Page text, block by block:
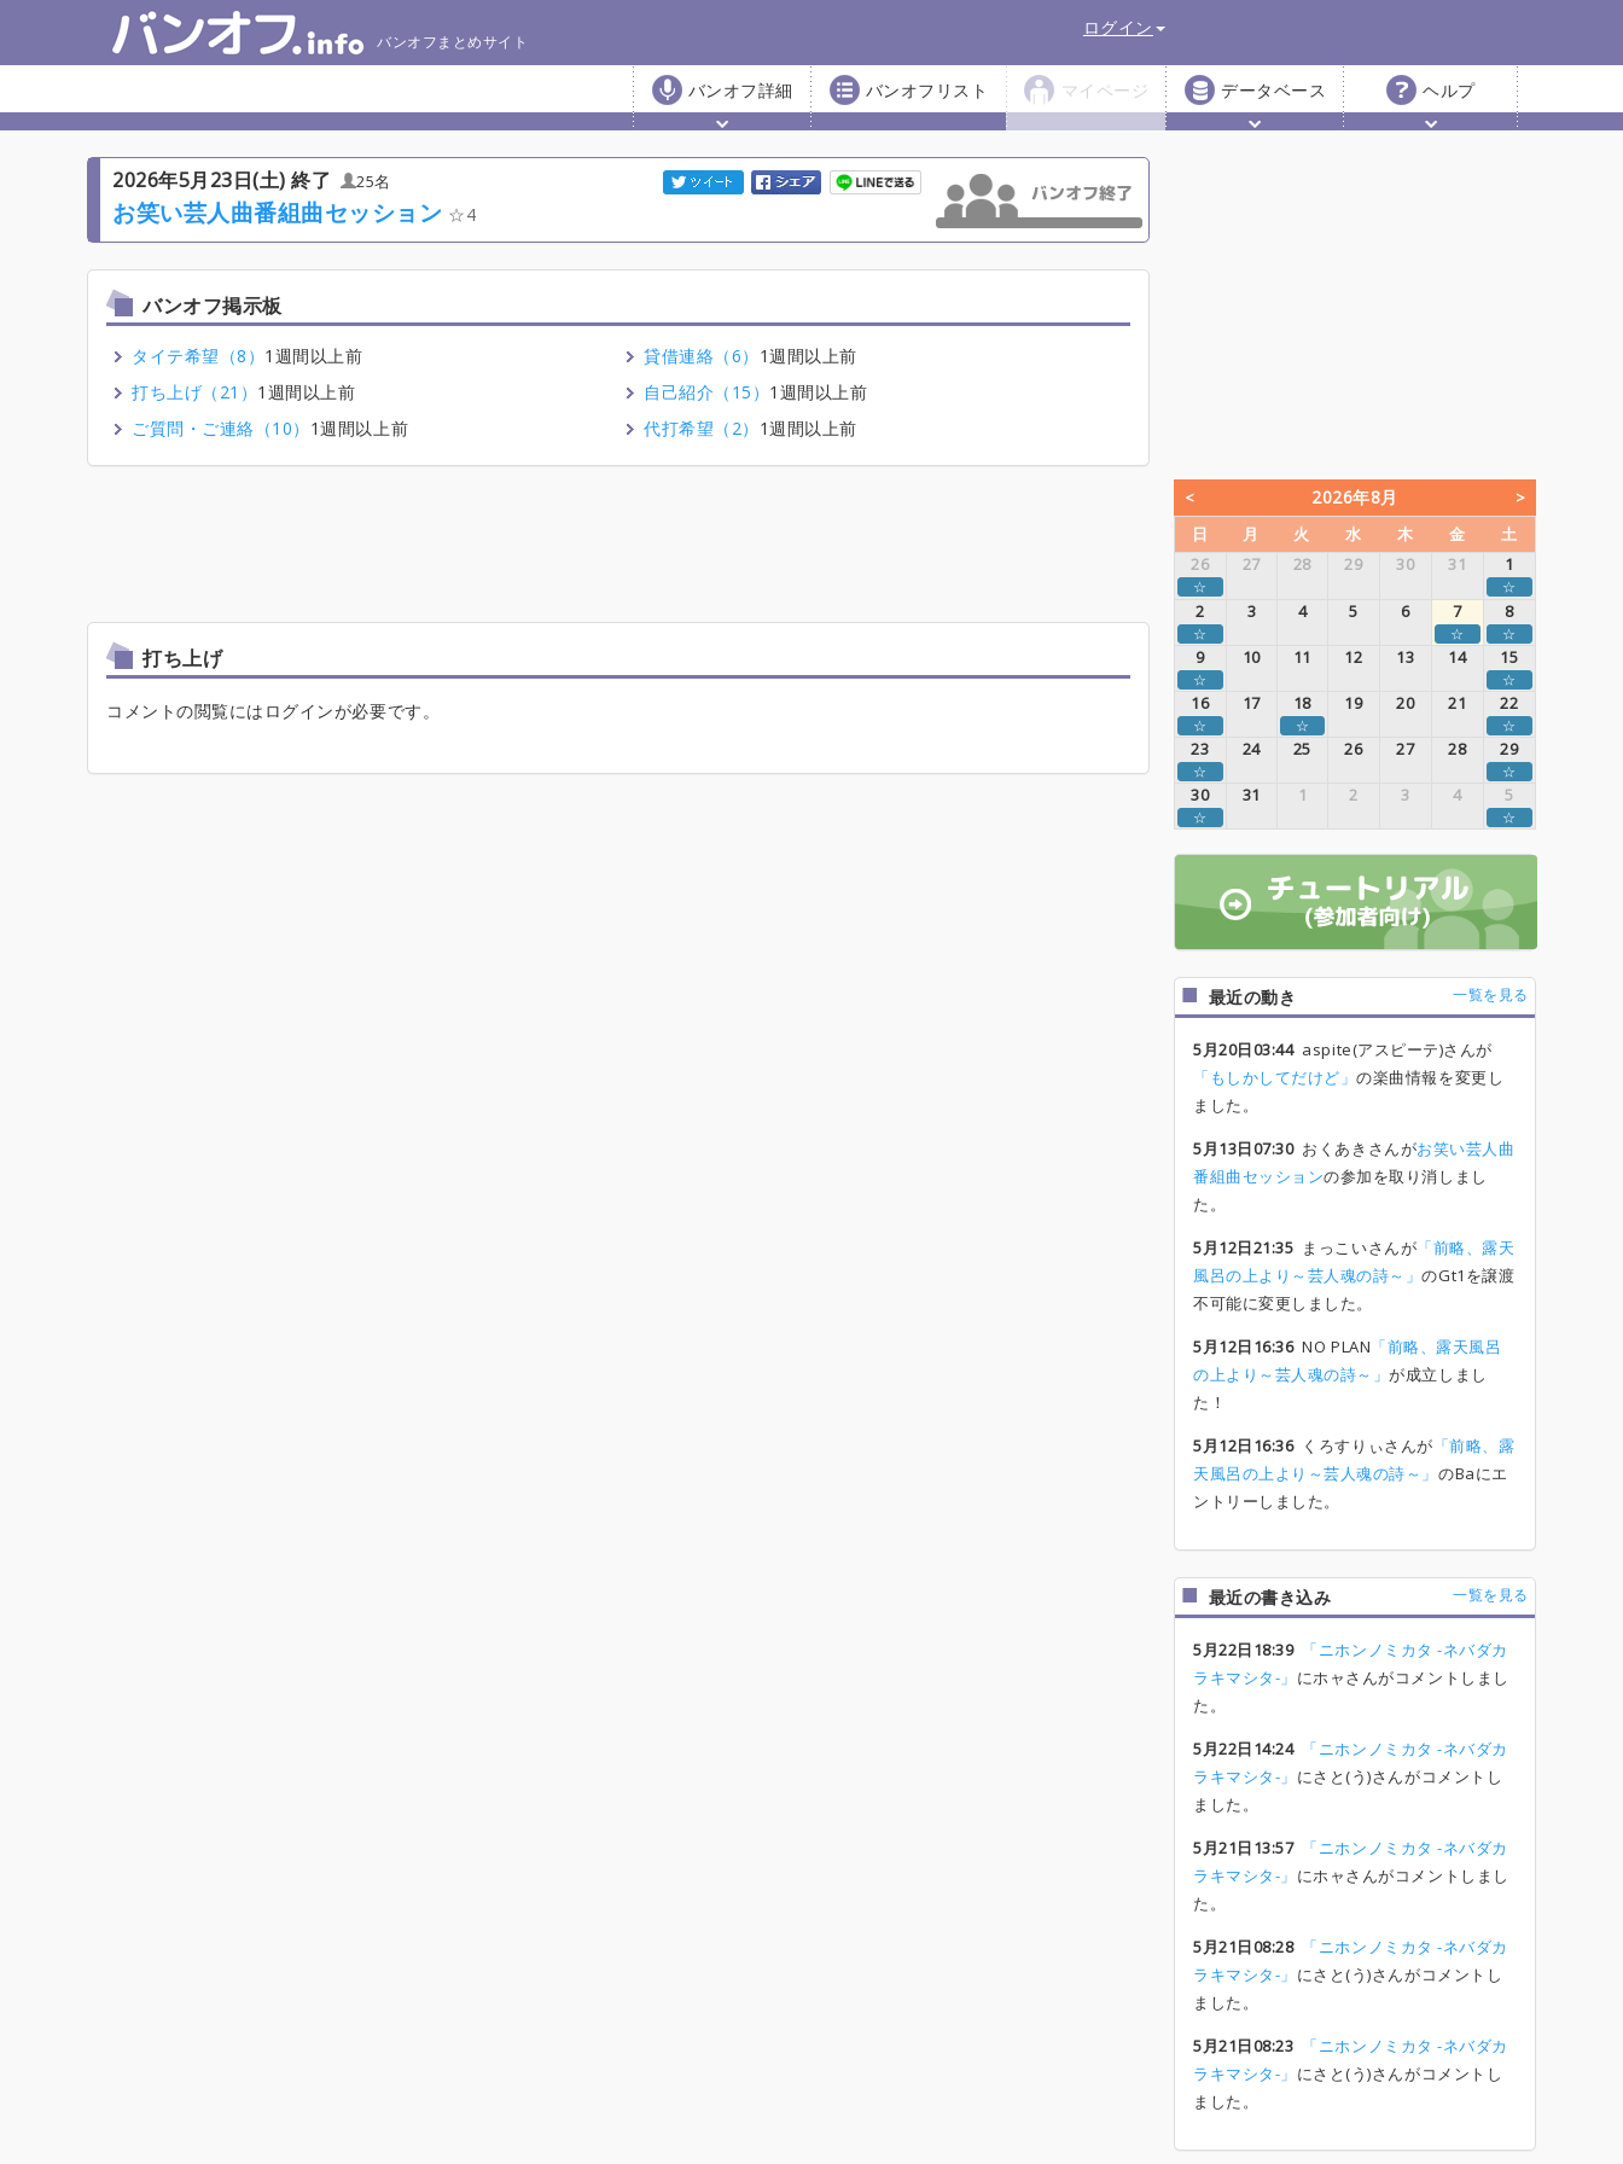
バンオフまとめサイト
ログイン
バンオフ詳細 バンオフリスト マイページ データベース ヘルプ
2026年5月23日(土) 終了 25名
お笑い芸人曲番組曲セッション 4
バンオフ掲示板
タイテ希望（8） 1週間以上前 貸借連絡（6） 1週間以上前
打ち上げ（21） 1週間以上前 自己紹介（15） 1週間以上前
ご質問・ご連絡（10） 1週間以上前 代打希望（2） 1週間以上前
打ち上げ
コメントの閲覧にはログインが必要です。
2026年8月
日 月 火 水 木 金
土
26
27 28 29 30 31 1
☆ ☆
2 3 4 5 6 7 8
☆ ☆ ☆
9 10 11 12 13 14 15
☆ ☆
16 17 18 19 20 21 22
☆ ☆ ☆
23 24 25 26 27 28 29
☆ ☆
30 31 1 2 3 4 5
☆ ☆
最近の動き 一覧を見る
5月20日03:44aspite(アスピーテ)さんが
「もしかしてだけど」の楽曲情報を変更し
ました。
5月13日07:30おくあきさんがお笑い芸人曲
番組曲セッションの参加を取り消しまし
た。
5月12日21:35 まっこいさんが 「前略、露天
風呂の上より～芸人魂の詩～」のGt1を譲渡
不可能に変更しました。
5月12日16:36NO PLAN 「前略、露天風呂
の上より～芸人魂の詩～」が成立しまし
た！
5月12日16:36くろすりぃさんが 「前略、露
天風呂の上より～芸人魂の詩～」のBaにエ
ントリーしました。
最近の書き込み 一覧を見る
5月22日18:39
「ニホンノミカタ -ネバダカ
ラキマシタ-」 にホャさんがコメントしまし
た。
5月22日14:24
「ニホンノミカタ -ネバダカ
ラキマシタ-」 にさと(う)さんがコメントし
ました。
5月21日13:57
「ニホンノミカタ -ネバダカ
ラキマシタ-」 にホャさんがコメントしまし
た。
5月21日08:28
「ニホンノミカタ -ネバダカ
ラキマシタ-」 にさと(う)さんがコメントし
ました。
5月21日08:23
「ニホンノミカタ -ネバダカ
ラキマシタ-」 にさと(う)さんがコメントし
ました。